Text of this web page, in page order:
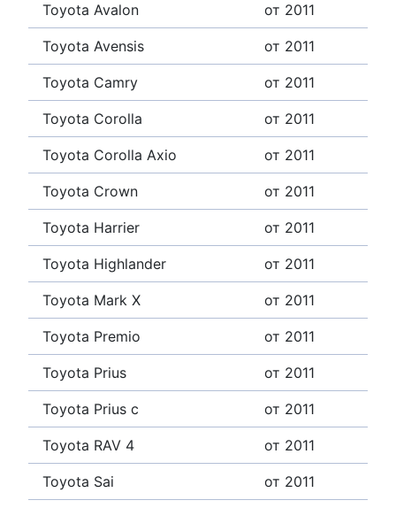
Toyota Avalon от 2011
Toyota Avensis от 2011
Toyota Camry от 2011
Toyota Corolla от 2011
Toyota Corolla Axio от 2011
Toyota Crown от 2011
Toyota Harrier от 2011
Toyota Highlander от 2011
Toyota Mark X от 2011
Toyota Premio от 2011
Toyota Prius от 2011
Toyota Prius c от 2011
Toyota RAV 4 от 2011
Toyota Sai от 2011